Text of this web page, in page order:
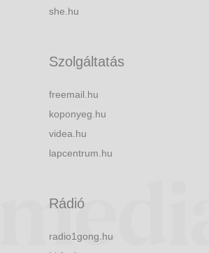
she.hu
Szolgáltatás
freemail.hu
koponyeg.hu
videa.hu
lapcentrum.hu
Rádió
radio1gong.hu